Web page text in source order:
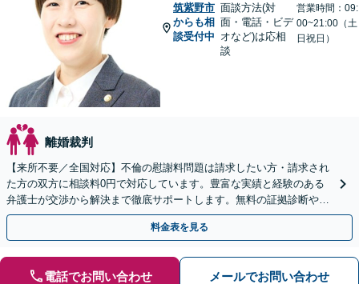
筑紫野市
からも相
談受付中
面談方法(対
面・電話・ビデ
オなど)は応相
談
営業時間：09:
00~21:00（土
日祝日）
離婚裁判
【来所不要／全国対応】不倫の慰謝料問題は請求したい方・請求され
た方の双方に相談料0円で対応しています。豊富な実績と経験のある
弁護士が交渉から解決まで徹底サポートします。無料の証拠診断や着
手金の返還保証もありますので安心してご相談ください。
料金表を見る
電話でお問い合わせ メールでお問い合わせ